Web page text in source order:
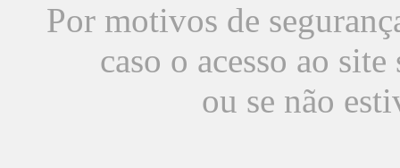
Por motivos de
caso o acesso ao
ou se não